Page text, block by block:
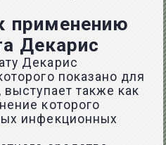
применению
Декарис
показано для
также как
которого
инфекционных